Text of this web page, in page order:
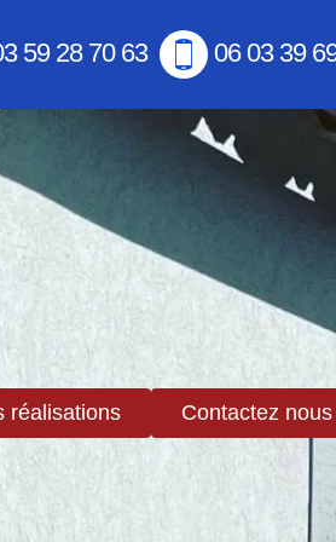
59 28 70 63 06 03 39
réalisations Contactez nous